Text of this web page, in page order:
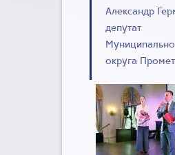
Александр
депутат
округа